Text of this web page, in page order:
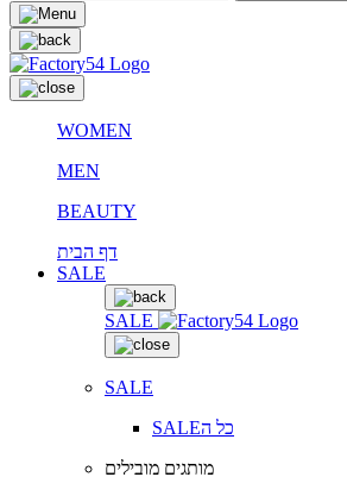
WOMEN
MEN
BEAUTY
דף הבית
SALE
SALE
SALE
SALEכל ה
מותגים מובילים